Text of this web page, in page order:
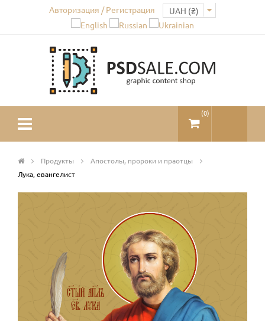
Авторизация / Регистрация
(0)
Продукты
Апостолы, пророки и праотцы
Лука, евангелист